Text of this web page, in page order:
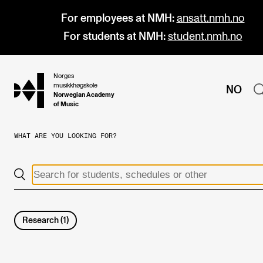
For employees at NMH: ansatt.nmh.no
For students at NMH: student.nmh.no
hjem
Norges
musikkhøgskole
Norwegian Academy
of Music
NO
All Programmes and Courses
Graduate Programmes
WHAT ARE YOU LOOKING FOR?
Research (1 )